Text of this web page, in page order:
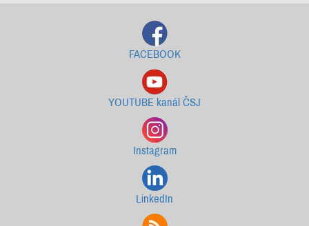
FACEBOOK
YOUTUBE kanál ČSJ
Instagram
LinkedIn